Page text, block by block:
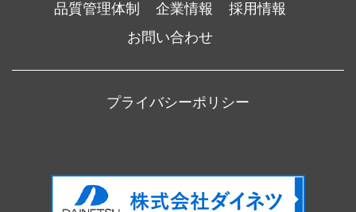
品質管理体制
企業情報
採用情報
お問い合わせ
プライバシーポリシー